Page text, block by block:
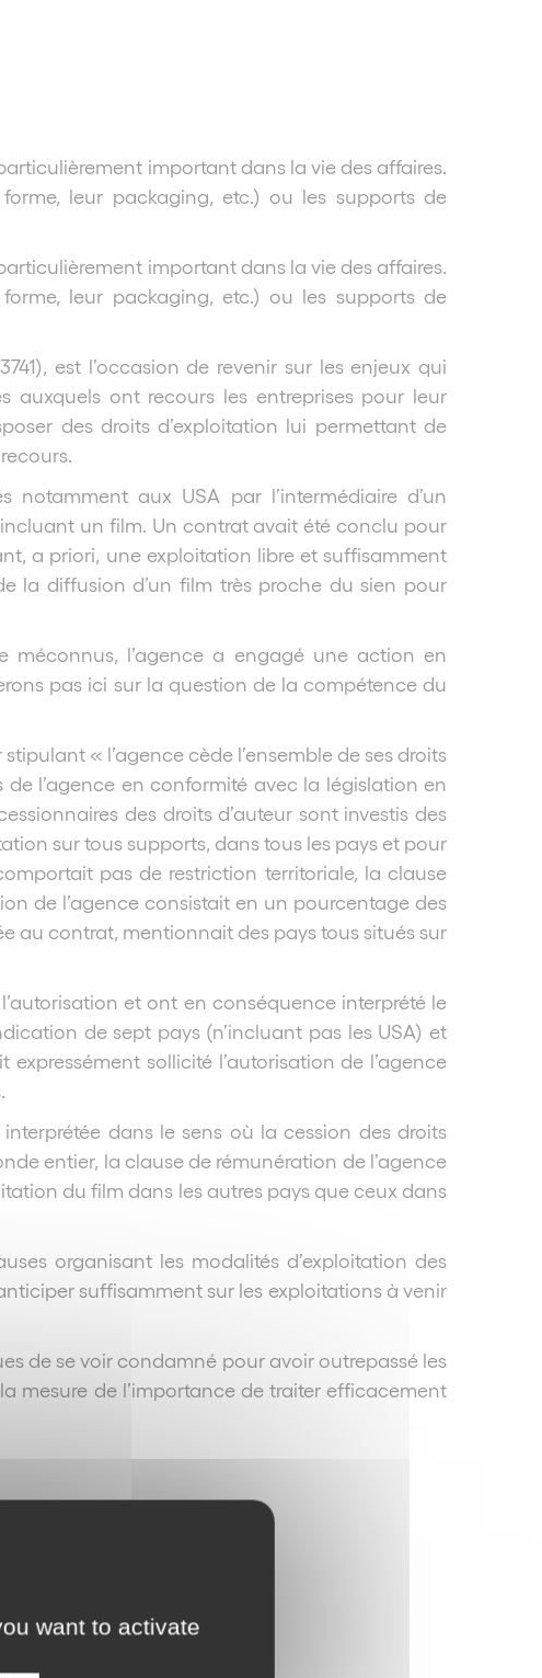
important dans la vie des affaires.
leur packaging, etc.) ou les supports de
important dans la vie des affaires.
leur packaging, etc.) ou les supports de
est l’occasion de revenir sur les enjeux qui
auxquels ont recours les entreprises pour leur
des droits d’exploitation lui permettant de
notamment aux USA par l’intermédiaire d’un
un film. Un contrat avait été conclu pour
a priori, une exploitation libre et suffisamment
la diffusion d’un film très proche du sien pour
l’agence a engagé une action en
pas ici sur la question de la compétence du
« l’agence cède l’ensemble de ses droits
l’agence en conformité avec la législation en
des droits d’auteur sont investis des
sur tous supports, dans tous les pays et pour
pas de restriction territoriale, la clause
de l’agence consistait en un pourcentage des
au contrat, mentionnait des pays tous situés sur
et ont en conséquence interprété le
de sept pays (n’incluant pas les USA) et
sollicité l’autorisation de l’agence
dans le sens où la cession des droits
entier, la clause de rémunération de l’agence
du film dans les autres pays que ceux dans
organisant les modalités d’exploitation des
suffisamment sur les exploitations à venir
de se voir condamné pour avoir outrepassé les
mesure de l’importance de traiter efficacement
want to activate